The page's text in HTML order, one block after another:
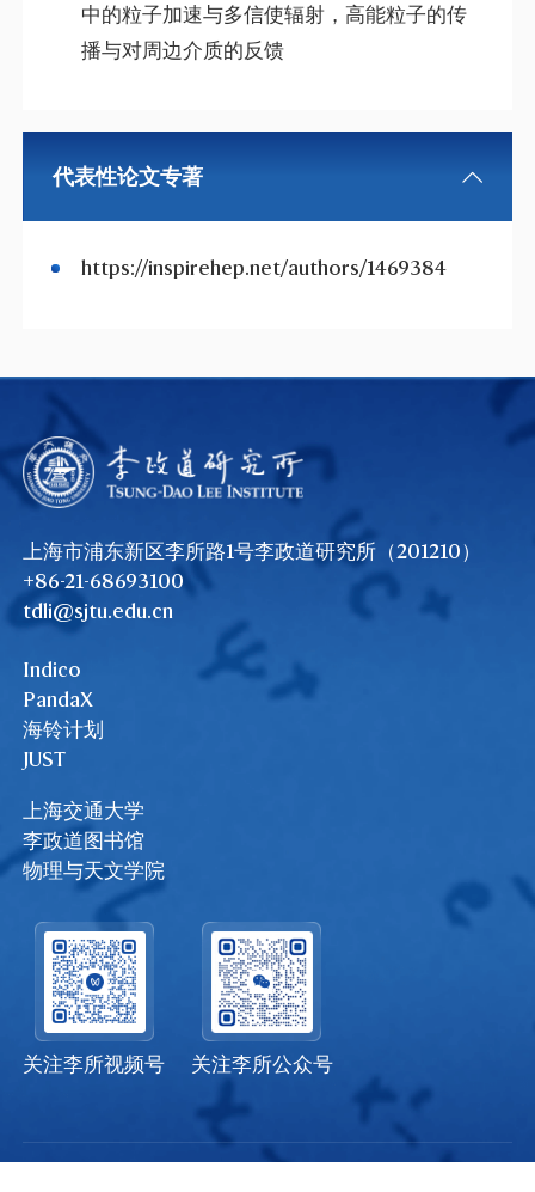
中的粒子加速与多信使辐射，高能粒子的传
播与对周边介质的反馈
代表性论文专著
https://inspirehep.net/authors/1469384
上海市浦东新区李所路1号李政道研究所（201210）
+86-21-68693100
tdli@sjtu.edu.cn
Indico
PandaX
海铃计划
JUST
上海交通大学
李政道图书馆
物理与天文学院
关注李所视频号 关注李所公众号